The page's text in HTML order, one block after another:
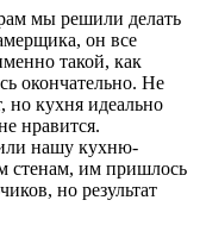
мы решили делать
он все
такой, как
окончательно. Не
но кухня идеально
нравится.
нашу кухню-
стенам, им пришлось
но результат